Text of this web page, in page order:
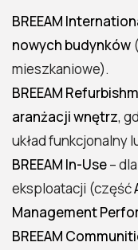
BREEAM
nowych budynków
mieszkaniowe).
BREEAM
aranżacji wnętrz,
układ funkcjonalny
BREEAM In-Use– dla
eksploatacji (część
Management
BREEAM